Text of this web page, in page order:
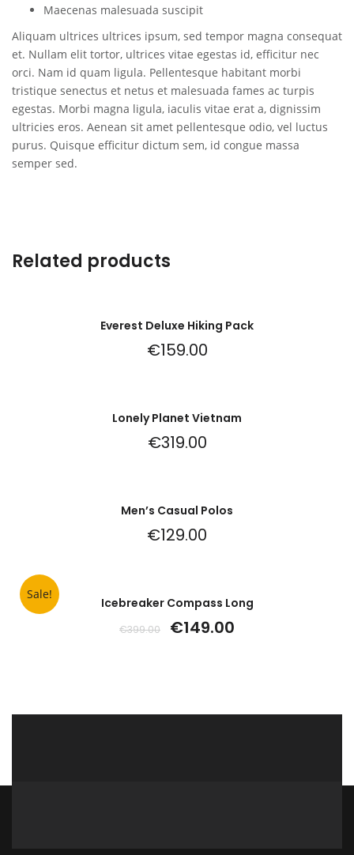
Maecenas malesuada suscipit
Aliquam ultrices ultrices ipsum, sed tempor magna consequat
et. Nullam elit tortor, ultrices vitae egestas id, efficitur nec
orci. Nam id quam ligula. Pellentesque habitant morbi
tristique senectus et netus et malesuada fames ac turpis
egestas. Morbi magna ligula, iaculis vitae erat a, dignissim
ultricies eros. Aenean sit amet pellentesque odio, vel luctus
purus. Quisque efficitur dictum sem, id congue massa
semper sed.
Related products
Everest Deluxe Hiking Pack
€159.00
Lonely Planet Vietnam
€319.00
Men’s Casual Polos
€129.00
Sale!
Icebreaker Compass Long
€399.00 €149.00